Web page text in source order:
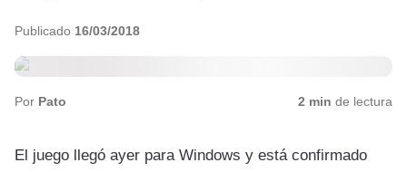
Publicado 16/03/2018
Por Pato 2 min de lectura
El juego llegó ayer para Windows y está confirmado